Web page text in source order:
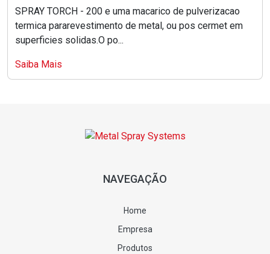
SPRAY TORCH - 200 e uma macarico de pulverizacao
termica pararevestimento de metal, ou pos cermet em
superficies solidas.O po...
Saiba Mais
NAVEGAÇÃO
Home
Empresa
Produtos